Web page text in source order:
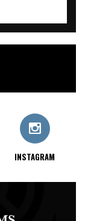
INSTAGRAM